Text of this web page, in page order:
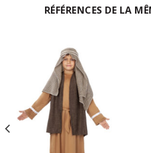
RÉFÉRENCES DE LA